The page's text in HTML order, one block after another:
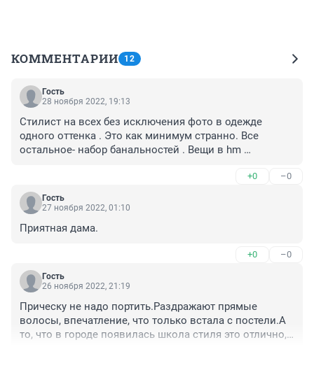
КОММЕНТАРИИ 12
Гость
28 ноября 2022, 19:13
Стилист на всех без исключения фото в одежде
одного оттенка . Это как минимум странно. Все
остальное- набор банальностей . Вещи в hm
априори низкий ценовой сегмент масс маркета . И
качество абсолютно разное . На сайте hm
продавались шикарные коллаборации с дизайнерами
этим стилисту непозволительно. А сейчас , чем
советую постоянно мониторить маркет плейсы, на
озоне и ламода можно купить прекрасные бренды за
цену hm. Emporio Armani , Ugg , kors и так далее .
Места надо знать )) местные же марки есть давно с
репутацией и отличного качества вещами , например
трикотаж department t. А не это вот все , что теперь
+0 –0
Гость
27 ноября 2022, 01:10
Приятная дама.
+0 –0
Гость
26 ноября 2022, 21:19
Прическу не надо портить.Раздражают прямые
волосы, впечатление, что только встала с постели.А
то, что в городе появилась школа стиля это отлично,